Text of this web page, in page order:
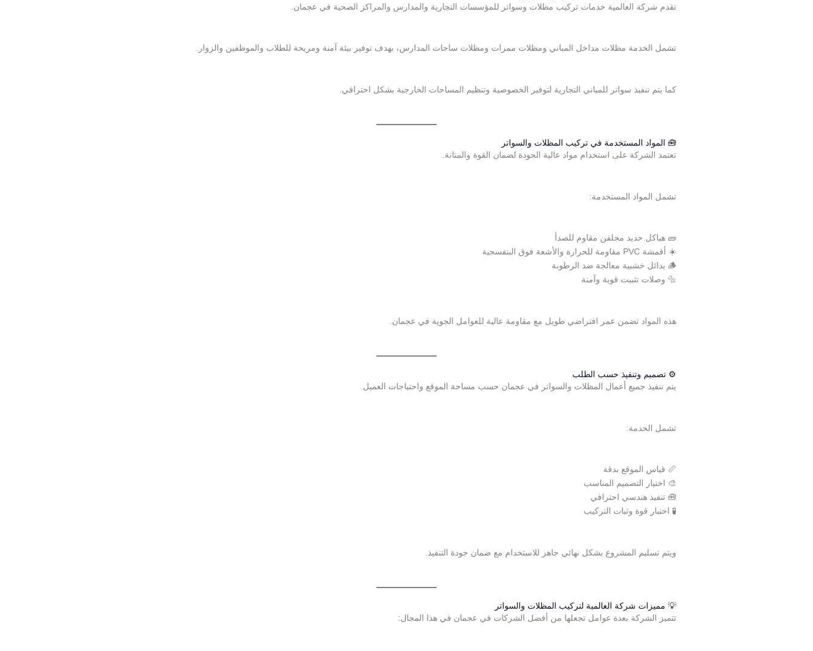
تقدم شركة العالمية خدمات تركيب مظلات وسواتر للمؤسسات التجارية والمدارس والمراكز الصحية في عجمان.
تشمل الخدمة مظلات مداخل المباني ومظلات ممرات ومظلات ساحات المدارس، بهدف توفير بيئة آمنة ومريحة للطلاب والموظفين والزوار.
كما يتم تنفيذ سواتر للمباني التجارية لتوفير الخصوصية وتنظيم المساحات الخارجية بشكل احترافي.
🧰 المواد المستخدمة في تركيب المظلات والسواتر
تعتمد الشركة على استخدام مواد عالية الجودة لضمان القوة والمتانة.
تشمل المواد المستخدمة:
🧱 هياكل حديد مجلفن مقاوم للصدأ
☀️ أقمشة PVC مقاومة للحرارة والأشعة فوق البنفسجية
🪵 بدائل خشبية معالجة ضد الرطوبة
🔩 وصلات تثبيت قوية وآمنة
هذه المواد تضمن عمر افتراضي طويل مع مقاومة عالية للعوامل الجوية في عجمان.
⚙️ تصميم وتنفيذ حسب الطلب
يتم تنفيذ جميع أعمال المظلات والسواتر في عجمان حسب مساحة الموقع واحتياجات العميل.
تشمل الخدمة:
📏 قياس الموقع بدقة
🎨 اختيار التصميم المناسب
🧰 تنفيذ هندسي احترافي
🧪 اختبار قوة وثبات التركيب
ويتم تسليم المشروع بشكل نهائي جاهز للاستخدام مع ضمان جودة التنفيذ.
💡 مميزات شركة العالمية لتركيب المظلات والسواتر
تتميز الشركة بعدة عوامل تجعلها من أفضل الشركات في عجمان في هذا المجال: